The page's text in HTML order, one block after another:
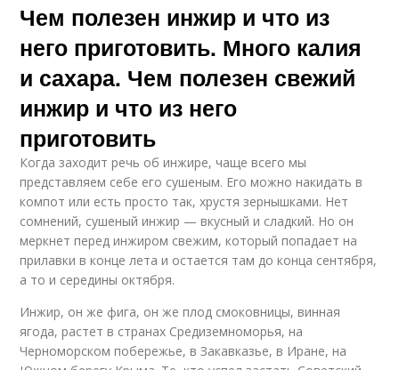
Чем полезен инжир и что из
него приготовить. Много калия
и сахара. Чем полезен свежий
инжир и что из него
приготовить
Когда заходит речь об инжире, чаще всего мы
представляем себе его сушеным. Его можно накидать в
компот или есть просто так, хрустя зернышками. Нет
сомнений, сушеный инжир — вкусный и сладкий. Но он
меркнет перед инжиром свежим, который попадает на
прилавки в конце лета и остается там до конца сентября,
а то и середины октября.
Инжир, он же фига, он же плод смоковницы, винная
ягода, растет в странах Средиземноморья, на
Черноморском побережье, в Закавказье, в Иране, на